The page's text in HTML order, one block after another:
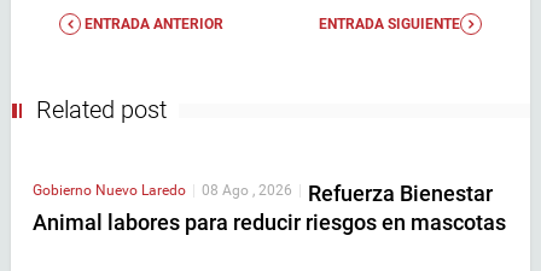
ENTRADA ANTERIOR ENTRADA SIGUIENTE
Related post
Gobierno Nuevo Laredo 08 Ago , 2026
Refuerza Bienestar
Animal labores para reducir riesgos en mascotas